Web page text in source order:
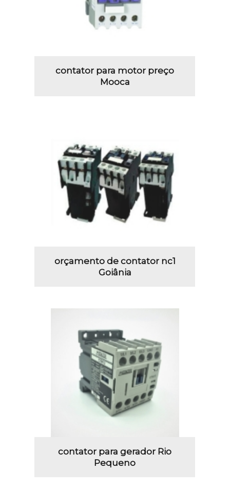
contator para motor preço
Mooca
orçamento de contator nc1
Goiânia
contator para gerador Rio
Pequeno